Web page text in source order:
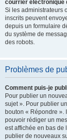
courrier électronique
Si les administrateurs
inscrits peuvent
depuis un formulaire
du système de
des robots.
Problèmes de
Comment puis-je
Pour publier un
sujet ». Pour publier
bouton « Répondre ».
pouvoir rédiger un
est affichée en bas de
publier de nouveaux